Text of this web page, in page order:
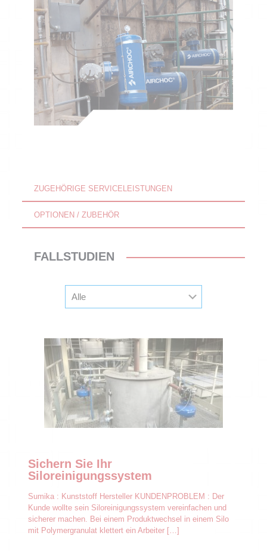
ZUGEHÖRIGE SERVICELEISTUNGEN
OPTIONEN / ZUBEHÖR
FALLSTUDIEN
Sichern Sie Ihr
Siloreinigungssystem
Sumika : Kunststoff Hersteller KUNDENPROBLEM : Der
Kunde wollte sein Siloreinigungssystem vereinfachen und
sicherer machen. Bei einem Produktwechsel in einem Silo
mit Polymergranulat klettert ein Arbeiter[…]